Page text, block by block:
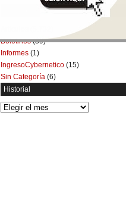
Boletines(39)
Informes (1)
IngresoCybernetico (15)
Sin Categoría (6)
Historial
Historial